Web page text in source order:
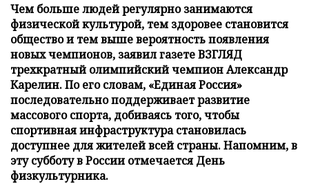
Чем больше людей регулярно занимаются
физической культурой, тем здоровее становится
общество и тем выше вероятность появления
новых чемпионов, заявил газете ВЗГЛЯД
трехкратный олимпийский чемпион Александр
Карелин. По его словам, «Единая Россия»
последовательно поддерживает развитие
массового спорта, добиваясь того, чтобы
спортивная инфраструктура становилась
доступнее для жителей всей страны. Напомним, в
эту субботу в России отмечается День
физкультурника.